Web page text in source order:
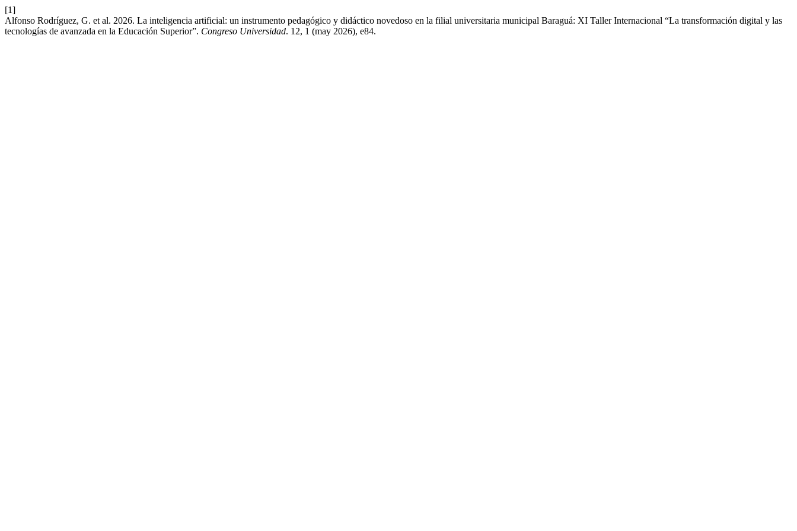
[1]
Alfonso Rodríguez, G. et al. 2026. La inteligencia artificial: un instrumento pedagógico y didáctico novedoso en la filial universitaria municipal Baraguá: XI Taller Internacional “La transformación digital y las
tecnologías de avanzada en la Educación Superior”. Congreso Universidad. 12, 1 (may 2026), e84.